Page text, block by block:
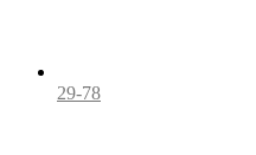
29-78